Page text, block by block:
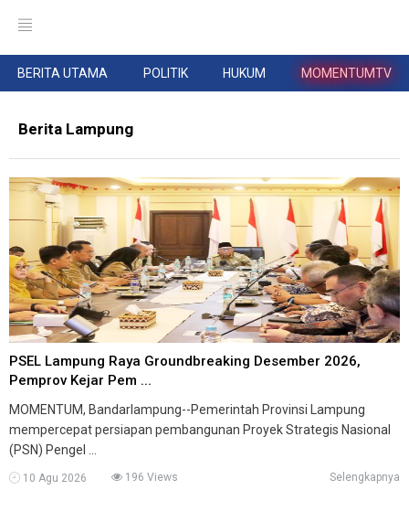
BERITA UTAMA POLITIK HUKUM MOMENTUMTV
Berita Lampung
PSEL Lampung Raya Groundbreaking Desember 2026,
Pemprov Kejar Pem ...
MOMENTUM, Bandarlampung--Pemerintah Provinsi Lampung
mempercepat persiapan pembangunan Proyek Strategis Nasional
(PSN) Pengel ...
10 Agu 2026 196 Views Selengkapnya